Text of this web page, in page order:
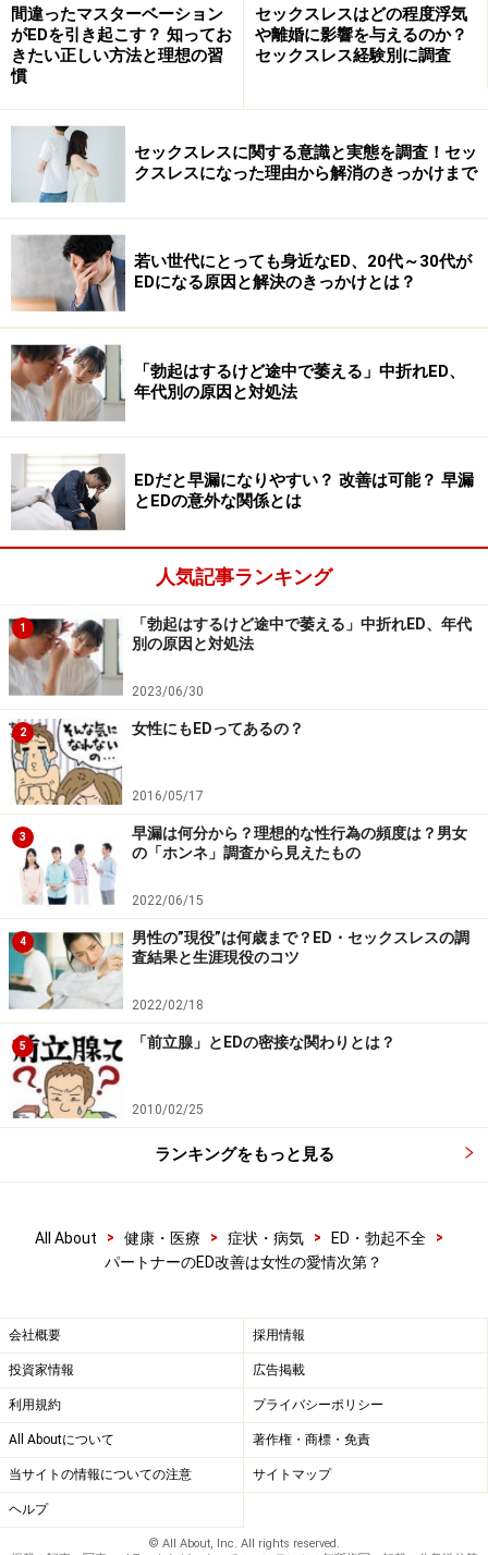
それぞれにありますが、男性側の問題として深刻かつ見
過ごせないものの一つがEDです。
か、維持できない状態」です。最も多い心因性の場合、
典型的な症状は行為の途中で萎えてしまう「中折れ」で
す。ですから、パートナーがEDかどうかは「現場」で比
較的たやすく判断できるでしょう。
女性にとって、勃起のメカニズムを含めた男性の生理を
実感するのは不可能ですが、その仕組みを理解しておけ
ば態度も変わってくるはずです。不用意な一言でパート
ナーを傷つけることも避けられます。
先の調査でも、多くの女性は「よりよい性生活とは自分
だけでなくパートナーとのコミュニケーションが大切」
という意識が高いので、EDの改善にも女性の理解や優し
さが大きく関わってくると考えられます。
IIEFでできるEDのセルフチェック
EDはIIEF（国際勃起機能スコア）という質問票でセルフ
チェックできます。
症状が軽い場合は日常生活に気をつけることで改善する
場合があります。パートナーだけの問題とするのでな
く、もう一人の当事者として寄り添うことが大きな力に
なることもあります。まさに女性の愛情次第です。
例えば、脳からペニスに勃起の信号を伝える副交感神経
はリラックスしている時に働きやすいので、パートナー
の気持ちを和ませるような雰囲気作りを心がけるとよい
でしょう。
EDは高血圧や糖尿病などの生活習慣病からもたらされる
こともあります。いずれも動脈硬化を引き起こす原因で
す。高血圧は文字通り高い圧力で血管内壁を傷つけ、糖
尿病は神経系にも障害を起こします。ですから、元とな
る病気を治療することも有効です。
喫煙も動脈硬化を引き起こすばかりでなく、他の血管性
大切です。
約6割の女性がED治療薬の安全性を信頼
現在のED治療では、ED治療薬の内服が第一選択とされて
います。ガイドラインでは「満足のいく性的関係を回復
することであり、単に硬い勃起を得ることではない」と
間違ったマスターベーション
がEDを引き起こす？ 知ってお
きたい正しい方法と理想の習
慣
セックスレスはどの程度浮気
や離婚に影響を与えるのか？
セックスレス経験別に調査
セックスレスに関する意識と実態を調査！セッ
クスレスになった理由から解消のきっかけまで
若い世代にとっても身近なED、20代～30代が
EDになる原因と解決のきっかけとは？
「勃起はするけど途中で萎える」中折れED、
年代別の原因と対処法
EDだと早漏になりやすい？ 改善は可能？ 早漏
とEDの意外な関係とは
人気記事ランキング
1
「勃起はするけど途中で萎える」中折れED、年代
別の原因と対処法
2023/06/30
2 女性にもEDってあるの？
2016/05/17
3
早漏は何分から？理想的な性行為の頻度は？男女
の「ホンネ」調査から見えたもの
2022/06/15
4
男性の”現役”は何歳まで？ED・セックスレスの調
査結果と生涯現役のコツ
2022/02/18
5 「前立腺」とEDの密接な関わりとは？
2010/02/25
ランキングをもっと見る
All About > 健康・医療 > 症状・病気 > ED・勃起不全
>
パートナーのED改善は女性の愛情次第？
会社概要 採用情報
投資家情報 広告掲載
利用規約 プライバシーポリシー
All Aboutについて 著作権・商標・免責
当サイトの情報についての注意 サイトマップ
ヘルプ
© All About, Inc. All rights reserved.